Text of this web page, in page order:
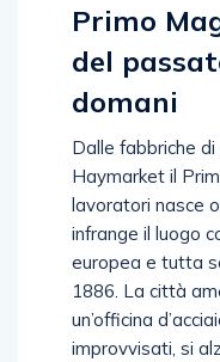
Primo
del
domani
Dalle fabbriche
Haymarket il
lavoratori nasce
infrange il luogo
europea e tutta
1886. La città
un’officina
improvvisati, si